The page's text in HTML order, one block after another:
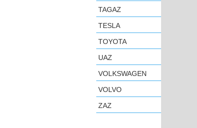
TAGAZ
TESLA
TOYOTA
UAZ
VOLKSWAGEN
VOLVO
ZAZ